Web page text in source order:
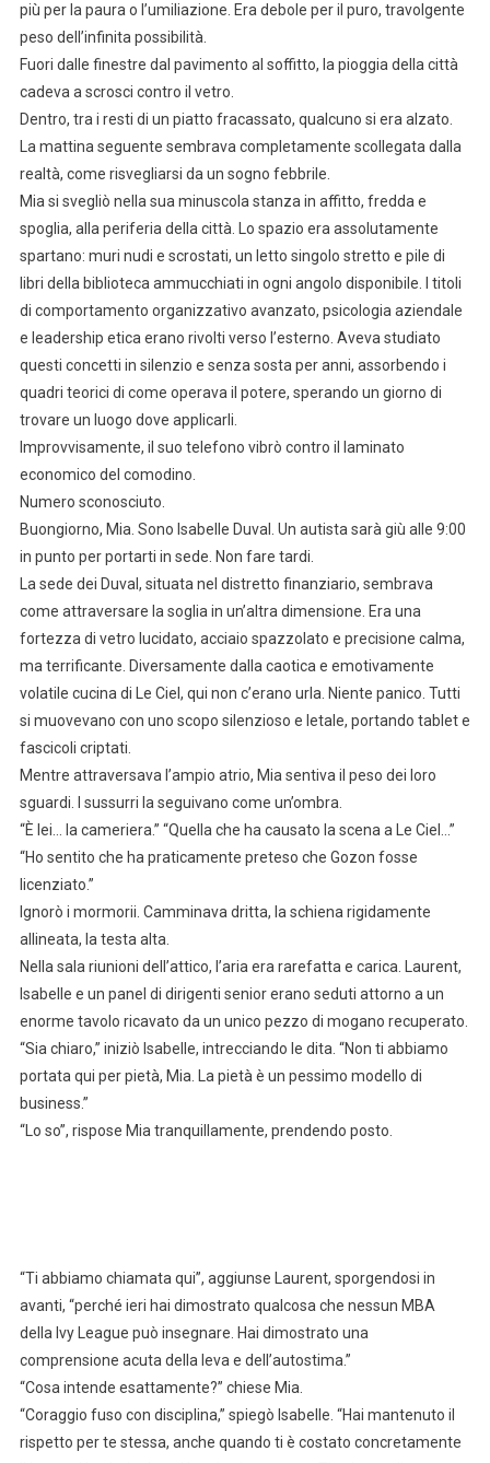
più per la paura o l’umiliazione. Era debole per il puro, travolgente
peso dell’infinita possibilità.
Fuori dalle finestre dal pavimento al soffitto, la pioggia della città
cadeva a scrosci contro il vetro.
Dentro, tra i resti di un piatto fracassato, qualcuno si era alzato.
La mattina seguente sembrava completamente scollegata dalla
realtà, come risvegliarsi da un sogno febbrile.
Mia si svegliò nella sua minuscola stanza in affitto, fredda e
spoglia, alla periferia della città. Lo spazio era assolutamente
spartano: muri nudi e scrostati, un letto singolo stretto e pile di
libri della biblioteca ammucchiati in ogni angolo disponibile. I titoli
di comportamento organizzativo avanzato, psicologia aziendale
e leadership etica erano rivolti verso l’esterno. Aveva studiato
questi concetti in silenzio e senza sosta per anni, assorbendo i
quadri teorici di come operava il potere, sperando un giorno di
trovare un luogo dove applicarli.
Improvvisamente, il suo telefono vibrò contro il laminato
economico del comodino.
Numero sconosciuto.
Buongiorno, Mia. Sono Isabelle Duval. Un autista sarà giù alle 9:00
in punto per portarti in sede. Non fare tardi.
La sede dei Duval, situata nel distretto finanziario, sembrava
come attraversare la soglia in un’altra dimensione. Era una
fortezza di vetro lucidato, acciaio spazzolato e precisione calma,
ma terrificante. Diversamente dalla caotica e emotivamente
volatile cucina di Le Ciel, qui non c’erano urla. Niente panico. Tutti
si muovevano con uno scopo silenzioso e letale, portando tablet e
fascicoli criptati.
Mentre attraversava l’ampio atrio, Mia sentiva il peso dei loro
sguardi. I sussurri la seguivano come un’ombra.
“È lei… la cameriera.” “Quella che ha causato la scena a Le Ciel…”
“Ho sentito che ha praticamente preteso che Gozon fosse
licenziato.”
Ignorò i mormorii. Camminava dritta, la schiena rigidamente
allineata, la testa alta.
Nella sala riunioni dell’attico, l’aria era rarefatta e carica. Laurent,
Isabelle e un panel di dirigenti senior erano seduti attorno a un
enorme tavolo ricavato da un unico pezzo di mogano recuperato.
“Sia chiaro,” iniziò Isabelle, intrecciando le dita. “Non ti abbiamo
portata qui per pietà, Mia. La pietà è un pessimo modello di
business.”
“Lo so”, rispose Mia tranquillamente, prendendo posto.
“Ti abbiamo chiamata qui”, aggiunse Laurent, sporgendosi in
avanti, “perché ieri hai dimostrato qualcosa che nessun MBA
della Ivy League può insegnare. Hai dimostrato una
comprensione acuta della leva e dell’autostima.”
“Cosa intende esattamente?” chiese Mia.
“Coraggio fuso con disciplina,” spiegò Isabelle. “Hai mantenuto il
rispetto per te stessa, anche quando ti è costato concretamente